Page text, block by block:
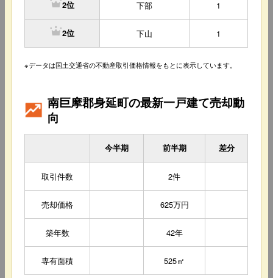
2位 下部 1
2位 下山 1
※データは国土交通省の不動産取引価格情報をもとに表示しています。
南巨摩郡身延町の最新一戸建て売却動
向
今半期 前半期 差分
取引件数 2件
売却価格 625万円
築年数 42年
専有面積 525㎡